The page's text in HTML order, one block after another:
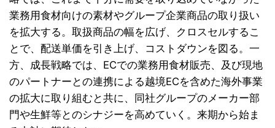
業務用食材向けの素材やグループ企業商品の取り扱い
を拡大する。取扱商品の幅を広げ、クロスセルするこ
とで、配送単価を引き上げ、コストダウンを図る。一
方、成長戦略では、ECでの業務用食材販売、及び現地
のパートナーとの連携による越境ECを含めた海外事業
の拡大に取り組むと共に、同社グループのメーカー部
門や生鮮等とのシナジーを高めていく。来期から始ま